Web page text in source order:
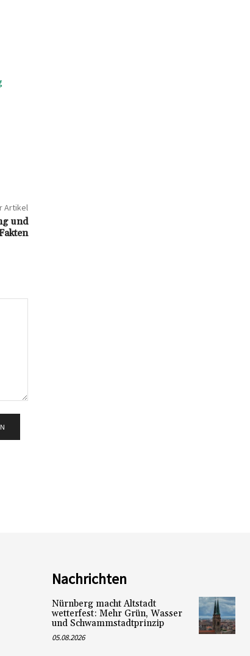
Artikel
und
Nachrichten
Nürnberg macht Altstadt
wetterfest: Mehr Grün, Wasser
und Schwammstadtprinzip
05.08.2026